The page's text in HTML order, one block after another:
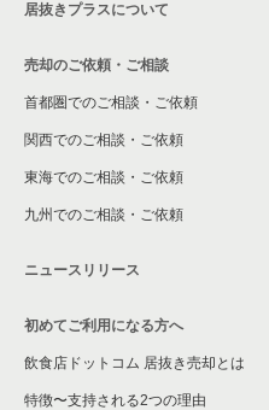
居抜きプラスについて
売却のご依頼・ご相談
首都圏でのご相談・ご依頼
関西でのご相談・ご依頼
東海でのご相談・ご依頼
九州でのご相談・ご依頼
ニュースリリース
初めてご利用になる方へ
飲食店ドットコム 居抜き売却とは
特徴〜支持される2つの理由